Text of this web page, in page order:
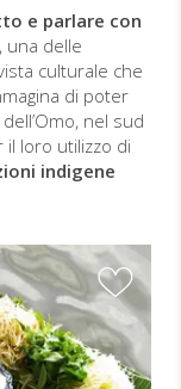
e parlare con
una delle
culturale che
di poter
nel sud
il loro utilizzo di
indigene